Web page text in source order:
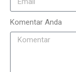
Komentar Anda